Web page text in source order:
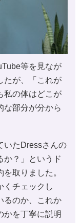
等を見なが
たが、「これが
私の体はどこが
な部分が分から
いたDressさんの
か？」というド
取りました。
くチェックし
るのか、これか
かを丁寧に説明